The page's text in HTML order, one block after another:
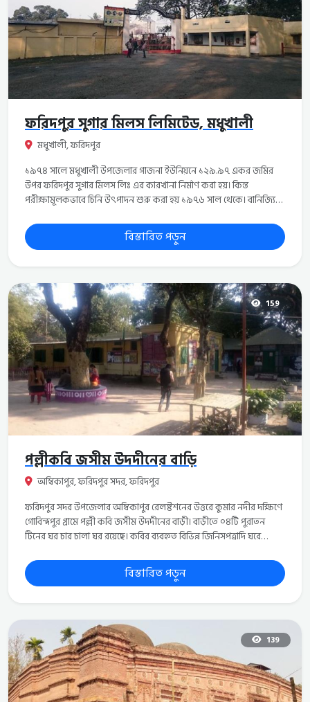
বিডব্লিউডিবি থেকে পৃথক হয়ে একটি জাতীয় স্বায়ত্তশাসিত প্রতিষ্ঠানে পরিণত
হয়। ফরিদপুর শহরের উপকণ্ঠে এ প্রতিষ্ঠানের সদর দপ্তর অবস্থিত। এখানে
একটি রেস্ট হাউজ এবং একটি মিলনায়তন রয়েছে।
ফরিদপুর সুগার মিলস লিমিটেড, মধুখালী
মধুখালী, ফরিদপুর
১৯৭৪ সালে মধুখালী উপজেলার গাজনা ইউনিয়নে ১২৯.৯৭ একর জমির
উপর ফরিদপুর সুগার মিলস লিঃ এর কারখানা নির্মাণ করা হয়। কিন্ত
পরীক্ষামূলকভাবে চিনি উৎপাদন শুরু করা হয় ১৯৭৬ সাল থেকে। বানিজ্যিক
উৎপাদনে যে যন্ত্রপাতিগুলো স্থাপন করা হয়েছে তা ষ্টর্ক ওয়ার্কস্পুর, নেদারল্যান্ড
থেকে আনা হয়েছিলো। ফরিদপুর সুগার মিলের বার্ষিক আখ মাড়াই ক্ষমতা
বর্তমানে সরকারি এই কারখানাটি ৩৫০ কোটি টাকার উপরে লোকসানে রয়েছে।
মিলটি দীর্ঘদিনের পুরাতন ও জরাজীর্ণ হওয়ায় অধিকাংশ মেশিনারিজের
কার্যক্ষমতা হ্রাস পেয়েছে। তাই পুরাতন যন্ত্রাংশ পরিবর্তন এবং আধুনিক যন্ত্রাংশ
প্রতিস্থাপন করে আধুনিকায়নের মাধ্যমে মিলের কার্যক্ষমতা বৃদ্ধি করা প্রয়োজন
বলে মিল কর্তৃপক্ষ মনে করেন।&nbsp; ফরিদপুর চিনি কলে সরাসরি আখ
থেকে চিনি উৎপাদন করা হয় যা স্বাস্থ্যসম্নত ও অধিক পুষ্টি সমৃদ্ধ। বাজারে
অন্যান্য চিনির থেকে এ মিলের উৎপাদিত চিনি ভেজাল এবং ক্ষতিকর
কেমিক্যাল মুক্ত। এ কারখানাটি পুনরায় লাভজনক প্রতিষ্ঠানে পরিনত করার
জন্য সরকারি যথাযথ পৃষ্টপোষকতা এবং প্রয়োজনীয় পদক্ষেপ নেওয়া জরুরী
বলে বিশেষজ্ঞরা মনে করেন।&nbsp;
বিস্তারিত পড়ুন
159
পল্লীকবি জসীম উদদীনের বাড়ি
অম্বিকাপুর, ফরিদপুর সদর, ফরিদপুর
ফরিদপুর সদর উপজেলার অম্বিকাপুর রেলষ্টশনের উত্তরে কুমার নদীর দক্ষিণে
গোবিন্দপুর গ্রামে পল্লী কবি জসীম উদদীনের বাড়ী। বাড়ীতে ০৪টি পুরাতন
টিনের ঘর চার চালা ঘর রয়েছে। কবির ব্যবহ্নত বিভিন্ন জিনিসপত্রাদি ঘরে
পূর্ব ও পশ্চিমে পোর্শিদের বসতবাড়ী এবং দক্ষিণে ছোট একটি পুকুর রয়েছে।
বাড়ীর উত্তরে কবির কবর স্থান। কবর স্থানের পাশ্বেই পাকা রাস্তা ও কুমার নদী
চতুর্দিকে গ্রীলের বেষ্টুনী রয়েছে। এই কবরে কবি ছাড়াও যারা রয়েছেন তাদের
তালিকা নিচে দেওয়া হলো- ১। কবির পিতা- আনছার উদ্দিন মোল্লা ( মৃত্যুঃ
২৬-১১-১৯৪৩) । ২। কবির মাতা- আমেনা খাতুন (রাঙ্গা ছোটু) (মৃত্যুঃ
১৫-১০-১৯৫৩)।&nbsp; ৩। কবি পত্নী - বেগম মমতাজ জসীম উদ্দিন (মৃত্যুঃ
১৪-০১-২০০৬) ৪। বড় ছেলে - কামাল আনোয়ার (হাসু) ( মৃত্যুঃ
০৩-০৬-১৯৯০ ) ৫। বড় ছেলের স্ত্রী - জরিনা ( মৃত্যুঃ ৩০-০৬-১৯৬৩) ৬।
বিস্তারিত পড়ুন
139